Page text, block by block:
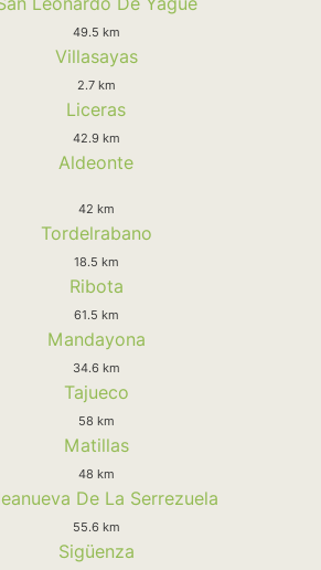
49.5 km
Villasayas
2.7 km
Liceras
42.9 km
Aldeonte
42 km
Tordelrabano
18.5 km
Ribota
61.5 km
Mandayona
34.6 km
Tajueco
58 km
Matillas
48 km
De La Serrezuela
55.6 km
Sigüenza